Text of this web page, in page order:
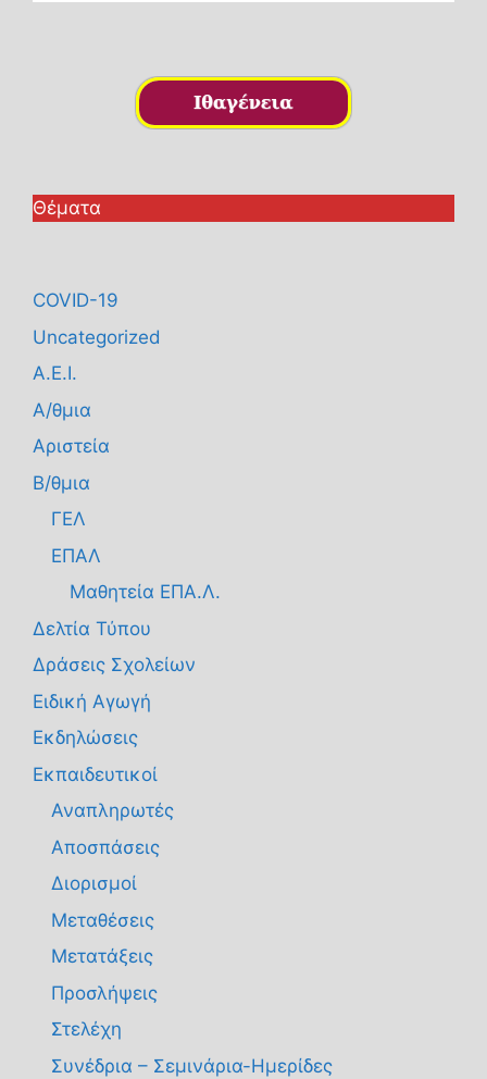
Θέματα
COVID-19
Uncategorized
Α.Ε.Ι.
Α/θμια
Αριστεία
Β/θμια
ΓΕΛ
ΕΠΑΛ
Μαθητεία ΕΠΑ.Λ.
Δελτία Τύπου
Δράσεις Σχολείων
Ειδική Αγωγή
Εκδηλώσεις
Εκπαιδευτικοί
Αναπληρωτές
Αποσπάσεις
Διορισμοί
Μεταθέσεις
Μετατάξεις
Προσλήψεις
Στελέχη
Συνέδρια – Σεμινάρια-Ημερίδες